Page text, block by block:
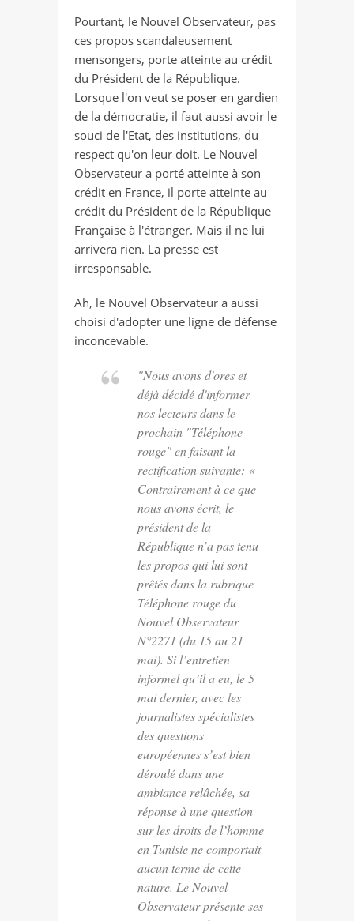
Pourtant, le Nouvel Observateur, pas
ces propos scandaleusement
mensongers, porte atteinte au crédit
du Président de la République.
Lorsque l'on veut se poser en gardien
de la démocratie, il faut aussi avoir le
souci de l'Etat, des institutions, du
respect qu'on leur doit. Le Nouvel
Observateur a porté atteinte à son
crédit en France, il porte atteinte au
crédit du Président de la République
Française à l'étranger. Mais il ne lui
arrivera rien. La presse est
irresponsable.
Ah, le Nouvel Observateur a aussi
choisi d'adopter une ligne de défense
inconcevable.
"Nous avons d'ores et
déjà décidé d'informer
nos lecteurs dans le
prochain "Téléphone
rouge" en faisant la
rectification suivante: «
Contrairement à ce que
nous avons écrit, le
président de la
République n’a pas tenu
les propos qui lui sont
prêtés dans la rubrique
Téléphone rouge du
Nouvel Observateur
N°2271 (du 15 au 21
mai). Si l’entretien
informel qu’il a eu, le 5
mai dernier, avec les
journalistes spécialistes
des questions
européennes s’est bien
déroulé dans une
ambiance relâchée, sa
réponse à une question
sur les droits de l’homme
en Tunisie ne comportait
aucun terme de cette
nature. Le Nouvel
Observateur présente ses